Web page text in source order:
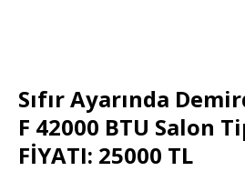
Sıfır Ayarında
F 42000 BTU Salon
FİYATI: 25000 TL